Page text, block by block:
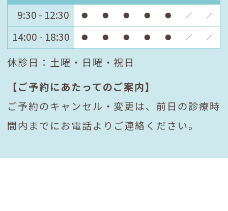
9:30 - 12:30 ● ● ● ● ● ／ ／
14:00 - 18:30 ● ● ● ● ● ／ ／
休診日：土曜・日曜・祝日
【ご予約にあたってのご案内】
ご予約のキャンセル・変更は、前日の診療時
間内までにお電話よりご連絡ください。